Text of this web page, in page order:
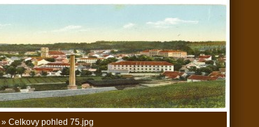
» Celkovy pohled 75.jpg